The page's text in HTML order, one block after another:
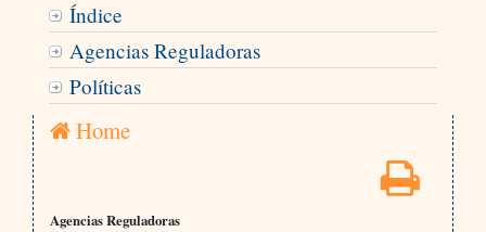
Índice
Agencias Reguladoras
Políticas
Home
Agencias Reguladoras